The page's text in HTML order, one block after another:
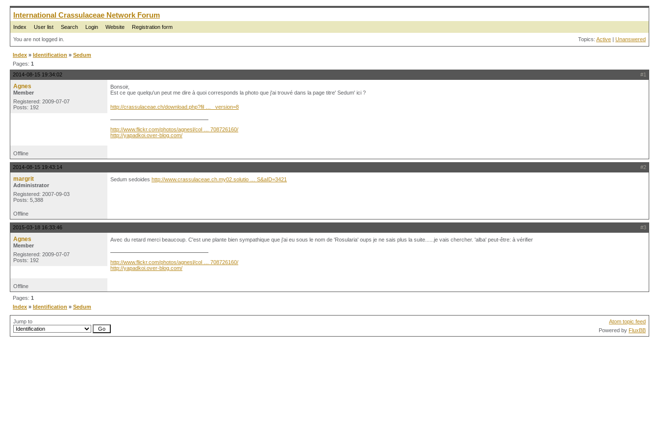
International Crassulaceae Network Forum
Index User list Search Login Website Registration form
You are not logged in. Topics: Active | Unanswered
Index » Identification » Sedum
Pages: 1
#1
2014-08-15 19:34:02
Agnes
Member
Registered: 2009-07-07
Posts: 192
Bonsoir,
Est ce que quelqu'un peut me dire à quoi corresponds la photo que j'ai trouvé dans la page titre' Sedum' ici ?
http://crassulaceae.ch/download.php?fil … _version=8
http://www.flickr.com/photos/agnesl/col … 708726160/
http://yapadkoi.over-blog.com/
Offline
#2
2014-08-15 19:43:14
margrit
Administrator
Registered: 2007-09-03
Posts: 5,388
Sedum sedoides http://www.crassulaceae.ch.my02.solutio … S&aID=3421
Offline
#3
2015-03-18 16:33:46
Agnes
Member
Registered: 2009-07-07
Posts: 192
Avec du retard merci beaucoup. C'est une plante bien sympathique que j'ai eu sous le nom de 'Rosularia' oups je ne sais plus la suite......je vais chercher. 'alba' peut-être: à vérifier
http://www.flickr.com/photos/agnesl/col … 708726160/
http://yapadkoi.over-blog.com/
Offline
Pages: 1
Index » Identification » Sedum
Jump to
Atom topic feed
Powered by FluxBB